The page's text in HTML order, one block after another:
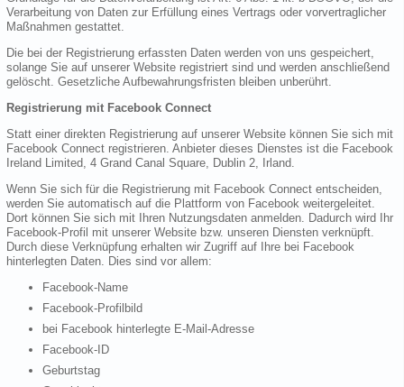
Verarbeitung von Daten zur Erfüllung eines Vertrags oder vorvertraglicher
Maßnahmen gestattet.
Die bei der Registrierung erfassten Daten werden von uns gespeichert,
solange Sie auf unserer Website registriert sind und werden anschließend
gelöscht. Gesetzliche Aufbewahrungsfristen bleiben unberührt.
Registrierung mit Facebook Connect
Statt einer direkten Registrierung auf unserer Website können Sie sich mit
Facebook Connect registrieren. Anbieter dieses Dienstes ist die Facebook
Ireland Limited, 4 Grand Canal Square, Dublin 2, Irland.
Wenn Sie sich für die Registrierung mit Facebook Connect entscheiden,
werden Sie automatisch auf die Plattform von Facebook weitergeleitet.
Dort können Sie sich mit Ihren Nutzungsdaten anmelden. Dadurch wird Ihr
Facebook-Profil mit unserer Website bzw. unseren Diensten verknüpft.
Durch diese Verknüpfung erhalten wir Zugriff auf Ihre bei Facebook
hinterlegten Daten. Dies sind vor allem:
Facebook-Name
Facebook-Profilbild
bei Facebook hinterlegte E-Mail-Adresse
Facebook-ID
Geburtstag